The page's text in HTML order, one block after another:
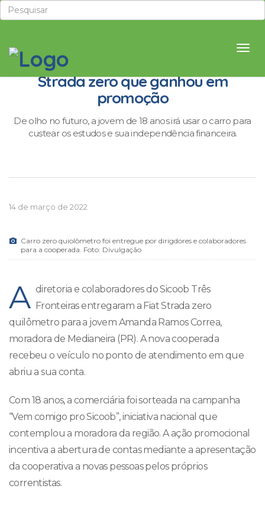
Cooperada do Sicoob recebe Fiat
Strada zero que ganhou em
promoção
De olho no futuro, a jovem de 18 anos irá usar o carro para
custear os estudos e sua independência financeira.
14 de março de 2022
Carro zero quiolômetro foi entregue por dirigdores e colaboradores
para a cooperada. Foto: Divulgação
A diretoria e colaboradores do Sicoob Três
Fronteiras entregaram a Fiat Strada zero
quilômetro para a jovem Amanda Ramos Correa,
moradora de Medianeira (PR). A nova cooperada
recebeu o veículo no ponto de atendimento em que
abriu a sua conta.
Com 18 anos, a comerciária foi sorteada na campanha
“Vem comigo pro Sicoob”, iniciativa nacional que
contemplou a moradora da região. A ação promocional
incentiva a abertura de contas mediante a apresentação
da cooperativa a novas pessoas pelos próprios
correntistas.